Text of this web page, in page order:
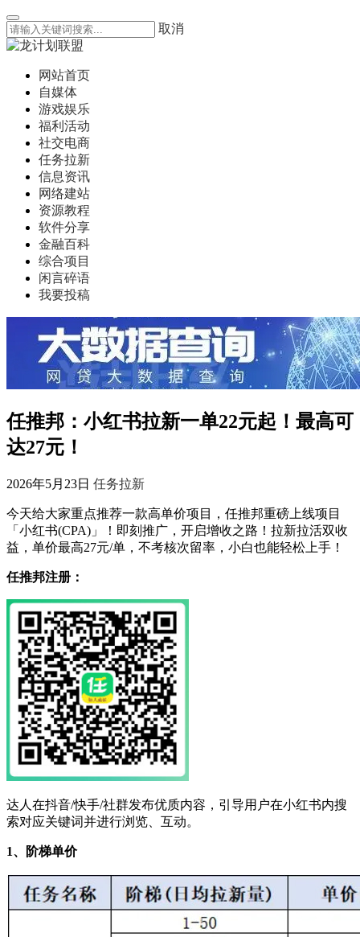
取消
网站首页
自媒体
游戏娱乐
福利活动
社交电商
任务拉新
信息资讯
网络建站
资源教程
软件分享
金融百科
综合项目
闲言碎语
我要投稿
任推邦：小红书拉新一单22元起！最高可
达27元！
2026年5月23日 任务拉新
今天给大家重点推荐一款高单价项目，任推邦重磅上线项目
「小红书(CPA)」！即刻推广，开启增收之路！拉新拉活双收
益，单价最高27元/单，不考核次留率，小白也能轻松上手！
任推邦注册：
达人在抖音/快手/社群发布优质内容，引导用户在小红书内搜
索对应关键词并进行浏览、互动。
1、阶梯单价